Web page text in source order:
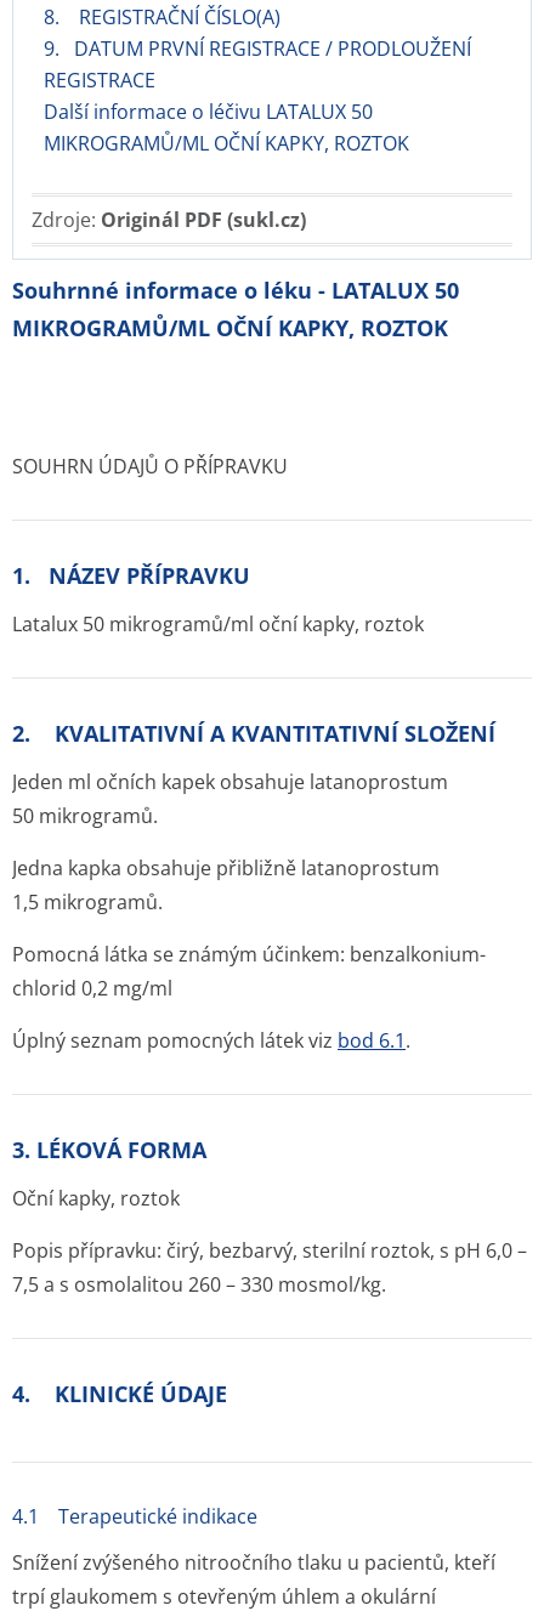
8. REGISTRAČNÍ ČÍSLO(A)
9. DATUM PRVNÍ REGISTRACE / PRODLOUŽENÍ
REGISTRACE
Další informace o léčivu LATALUX 50
MIKROGRAMŮ/ML OČNÍ KAPKY, ROZTOK
Zdroje: Originál PDF (sukl.cz)
Souhrnné informace o léku - LATALUX 50
MIKROGRAMŮ/ML OČNÍ KAPKY, ROZTOK
SOUHRN ÚDAJŮ O PŘÍPRAVKU
1. NÁZEV PŘÍPRAVKU
Latalux 50 mikrogramů/ml oční kapky, roztok
2. KVALITATIVNÍ A KVANTITATIVNÍ SLOŽENÍ
Jeden ml očních kapek obsahuje latanoprostum
50 mikrogramů.
Jedna kapka obsahuje přibližně latanoprostum
1,5 mikrogramů.
Pomocná látka se známým účinkem: benzalkonium-
chlorid 0,2 mg/ml
Úplný seznam pomocných látek viz bod 6.1.
3. LÉKOVÁ FORMA
Oční kapky, roztok
Popis přípravku: čirý, bezbarvý, sterilní roztok, s pH 6,0 –
7,5 a s osmolalitou 260 – 330 mosmol/kg.
4. KLINICKÉ ÚDAJE
4.1 Terapeutické indikace
Snížení zvýšeného nitroočního tlaku u pacientů, kteří
trpí glaukomem s otevřeným úhlem a okulární